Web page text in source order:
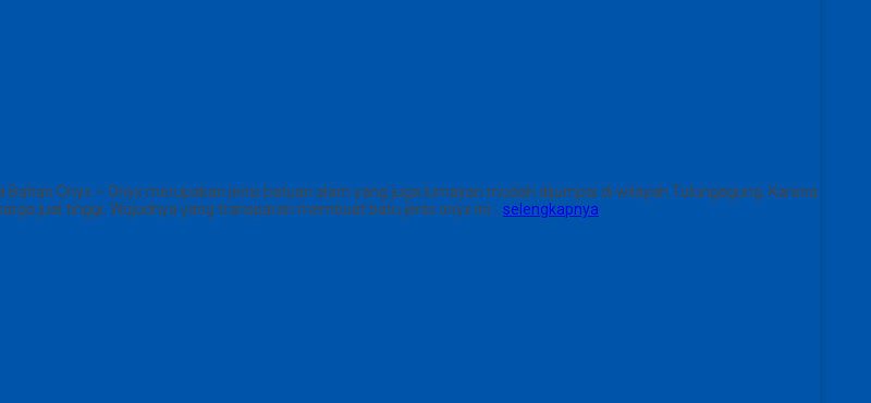
Bahan Onyx – Onyx merupakan jenis batuan alam yang juga lumayan mudah dijumpai di wilayah Tulungagung. Karena
jual tinggi. Wujudnya yang transparan membuat batu jenis onyx ini… selengkapnya